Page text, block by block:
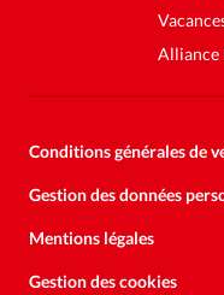
Alliance
Conditions générales de
Gestion des données
Mentions légales
Gestion des cookies